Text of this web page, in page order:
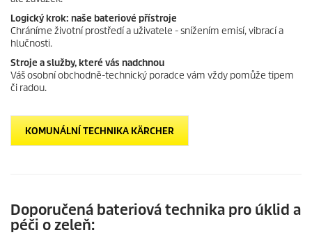
Logický krok: naše bateriové přístroje
Chráníme životní prostředí a uživatele - snížením emisí, vibrací a
hlučnosti.
Stroje a služby, které vás nadchnou
Váš osobní obchodně-technický poradce vám vždy pomůže tipem
či radou.
KOMUNÁLNÍ TECHNIKA KÄRCHER
Doporučená bateriová technika pro úklid a
péči o zeleň: